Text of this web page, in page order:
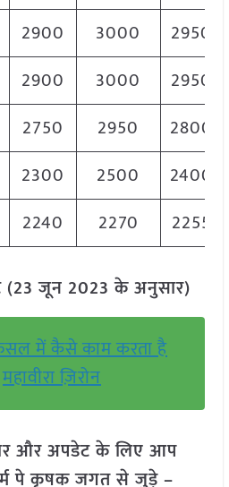
2900 3000
2950
2900 3000
2950
2750 2950
2800
2300 2500
2400
2240 2270 2255
जून 2023 के अनुसार)
में कैसे काम करता है
महावीरा ज़िरोन
और अपडेट के लिए आप
पे कृषक जगत से जुड़े –